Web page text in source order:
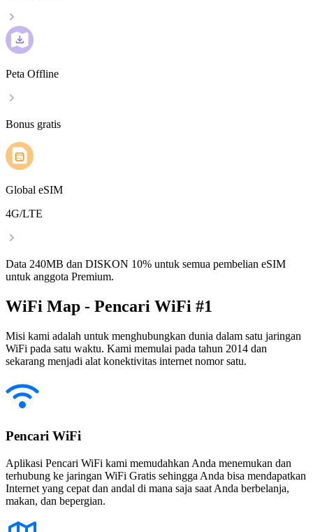
Peta Offline
Bonus gratis
Global eSIM
4G/LTE
Data 240MB dan DISKON 10% untuk semua pembelian eSIM
untuk anggota Premium.
WiFi Map - Pencari WiFi #1
Misi kami adalah untuk menghubungkan dunia dalam satu jaringan
WiFi pada satu waktu. Kami memulai pada tahun 2014 dan
sekarang menjadi alat konektivitas internet nomor satu.
Pencari WiFi
Aplikasi Pencari WiFi kami memudahkan Anda menemukan dan
terhubung ke jaringan WiFi Gratis sehingga Anda bisa mendapatkan
Internet yang cepat dan andal di mana saja saat Anda berbelanja,
makan, dan bepergian.